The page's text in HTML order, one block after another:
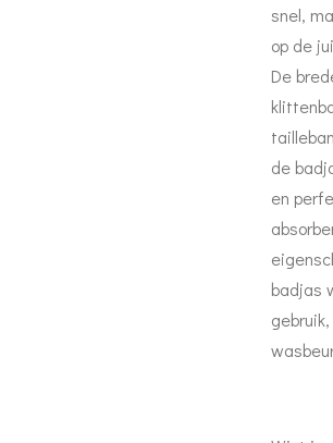
snel,
op de
De
de
en
badjas